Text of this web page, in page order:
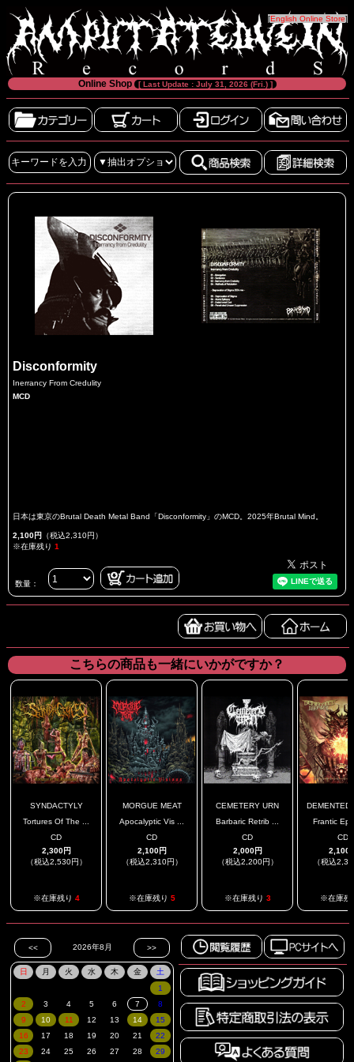
[English Online Store]
Online Shop [ Last Update : July 31, 2026 (Fri.) ]
Disconformity
Inerrancy From Credulity
MCD
日本は東京のBrutal Death Metal Band「Disconformity」のMCD。2025年Brutal Mind。
2,100円 （税込2,310円）
※在庫残り 1
数量：
こちらの商品も一緒にいかがですか？
SYNDACTYLY
Tortures Of The ...
CD
2,300円
（税込2,530円）
※在庫残り 4
MORGUE MEAT
Apocalyptic Vis ...
CD
2,100円
（税込2,310円）
※在庫残り 5
CEMETERY URN
Barbaric Retrib ...
CD
2,000円
（税込2,200円）
※在庫残り 3
DEMENTED
Frantic
CD
2,100
（税込
※在庫残